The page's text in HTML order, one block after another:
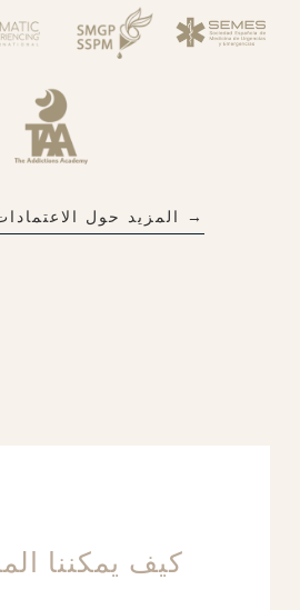
→ المزيد حول
كيف يمكننا